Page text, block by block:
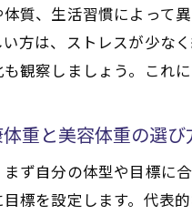
質、生活習慣によって
方は、ストレスが少な
観察しましょう。これ
重と美容体重の選び
ず自分の体型や目標に
標を設定します。代表